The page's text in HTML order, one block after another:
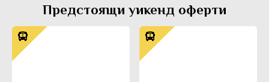
Предстоящи уикенд оферти